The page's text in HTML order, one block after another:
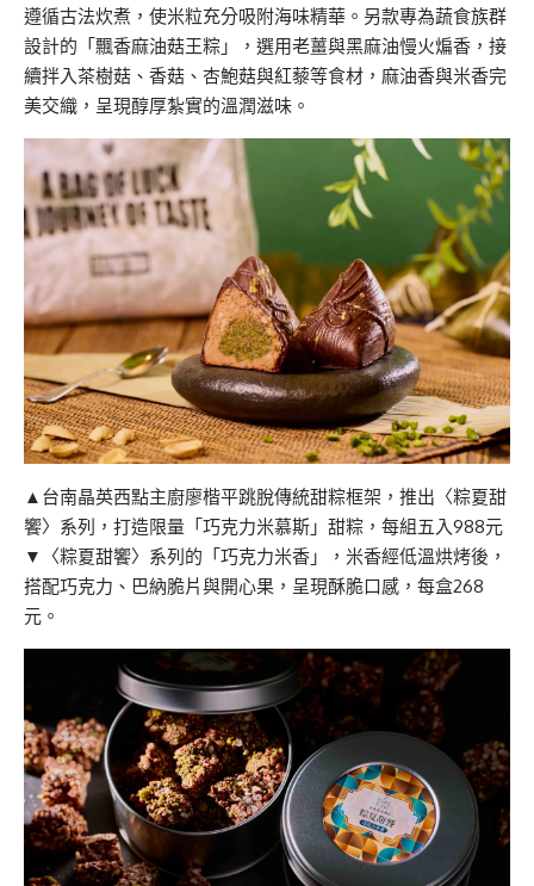
遵循古法炊煮，使米粒充分吸附海味精華。另款專為蔬食族群
設計的「飄香麻油菇王粽」，選用老薑與黑麻油慢火煸香，接
續拌入茶樹菇、香菇、杏鮑菇與紅藜等食材，麻油香與米香完
美交織，呈現醇厚紮實的溫潤滋味。
▲台南晶英西點主廚廖楷平跳脫傳統甜粽框架，推出〈粽夏甜
饗〉系列，打造限量「巧克力米慕斯」甜粽，每組五入988元
▼〈粽夏甜饗〉系列的「巧克力米香」，米香經低溫烘烤後，
搭配巧克力、巴納脆片與開心果，呈現酥脆口感，每盒268
元。